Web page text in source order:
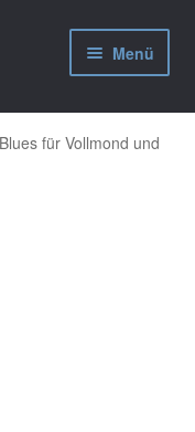
Menü
für Vollmond und